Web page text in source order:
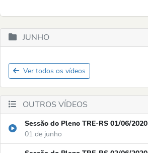
JUNHO
Ver todos os vídeos
OUTROS VÍDEOS
Sessão do Pleno TRE-RS 01/06/2020
01 de junho